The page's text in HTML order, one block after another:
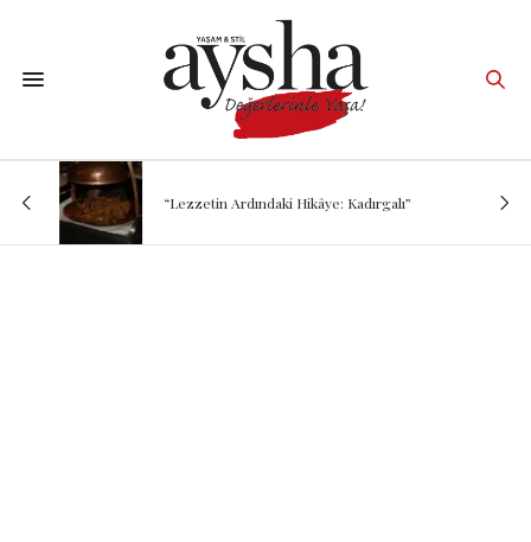
“Lezzetin Ardındaki Hikâye: Kadırgalı”